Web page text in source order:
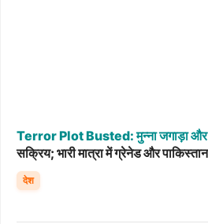
TerrorPlotBusted: मुन्नाजगाड़ाऔर
सक्रिय; भारी मात्रा में ग्रेनेड और
देश